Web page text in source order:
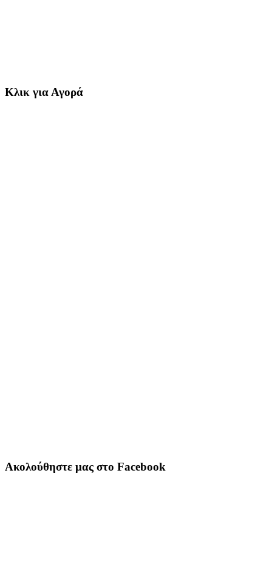
Κλικ για Αγορά
Ακολούθηστε μας στο Facebook